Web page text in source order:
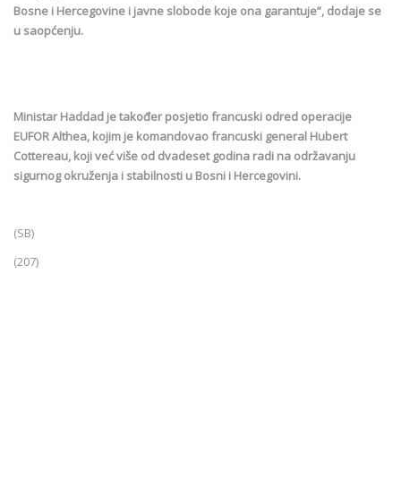
Bosne i Hercegovine i javne slobode koje ona garantuje”, dodaje se
u saopćenju.
Ministar Haddad je također posjetio francuski odred operacije
EUFOR Althea, kojim je komandovao francuski general Hubert
Cottereau, koji već više od dvadeset godina radi na održavanju
sigurnog okruženja i stabilnosti u Bosni i Hercegovini.
(SB)
(207)